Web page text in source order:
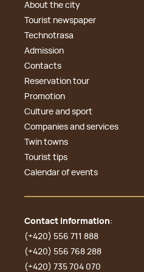
About the city
Tourist newspaper
Technotrasa
Admission
Contacts
Reservation tour
Promotion
Culture and sport
Companies and services
Twin towns
Tourist tips
Calendar of events
Contact information:
(+420) 556 711 888
(+420) 556 768 288
(+420) 735 704 070